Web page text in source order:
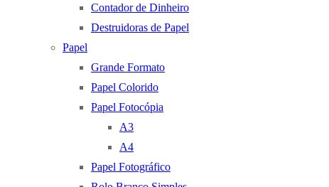
Contador de Dinheiro
Destruidoras de Papel
Papel
Grande Formato
Papel Colorido
Papel Fotocópia
A3
A4
Papel Fotográfico